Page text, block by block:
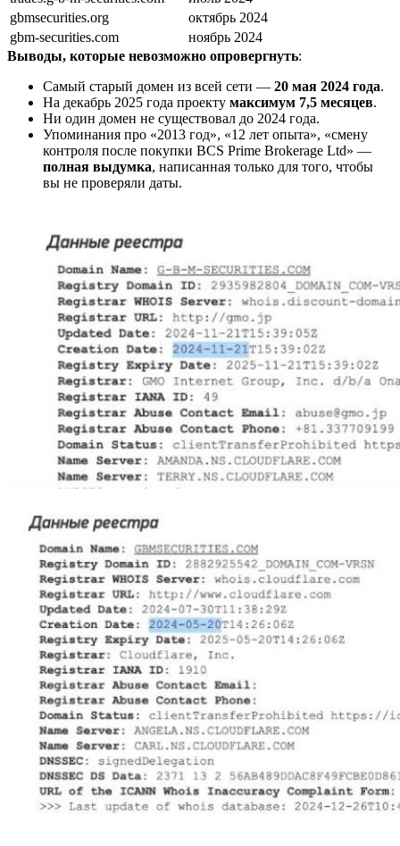
gbmsecurities.org
октябрь 2024
gbm-securities.com
ноябрь 2024
Выводы, которые невозможно опровергнуть:
Самый старый домен из всей сети — 20 мая 2024 года.
На декабрь 2025 года проекту максимум 7,5 месяцев.
Ни один домен не существовал до 2024 года.
Упоминания про «2013 год», «12 лет опыта», «смену
контроля после покупки BCS Prime Brokerage Ltd» —
полная выдумка, написанная только для того, чтобы
вы не проверяли даты.